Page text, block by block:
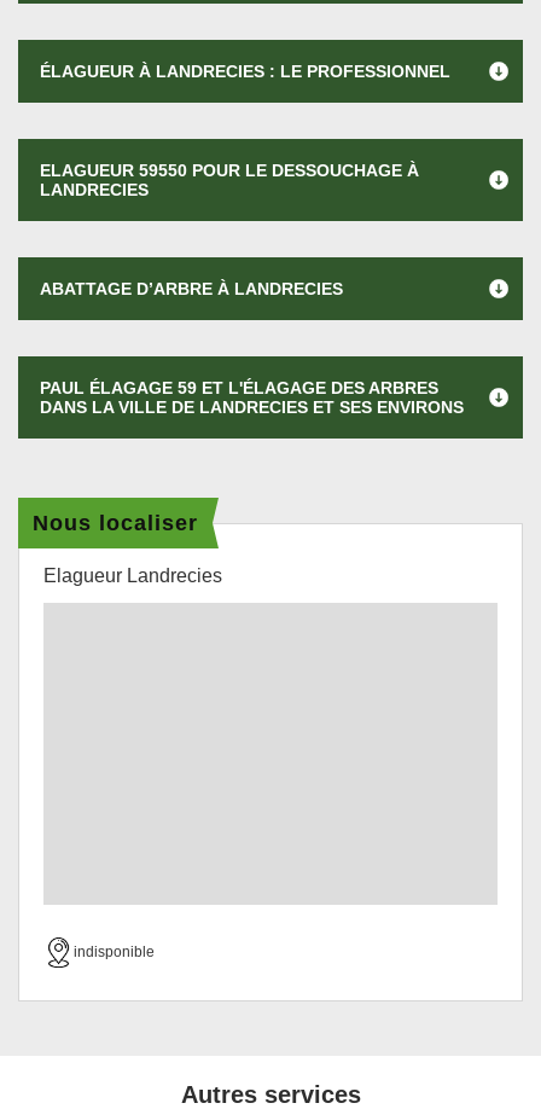
ÉLAGUEUR À LANDRECIES : LE PROFESSIONNEL
ELAGUEUR 59550 POUR LE DESSOUCHAGE À
LANDRECIES
ABATTAGE D’ARBRE À LANDRECIES
PAUL ÉLAGAGE 59 ET L'ÉLAGAGE DES ARBRES
DANS LA VILLE DE LANDRECIES ET SES ENVIRONS
Nous localiser
Elagueur Landrecies
indisponible
Autres services